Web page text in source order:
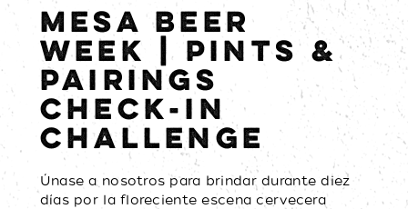
MESA BEER
WEEK | PINTS &
PAIRINGS
CHECK-IN
CHALLENGE
Únase a nosotros para brindar durante diez
días por la floreciente escena cervecera